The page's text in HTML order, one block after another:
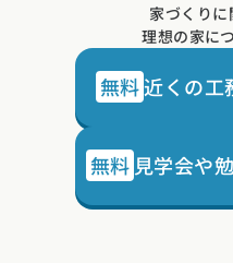
家づくり
理想の家に
無料近くの工
無料 見学会や